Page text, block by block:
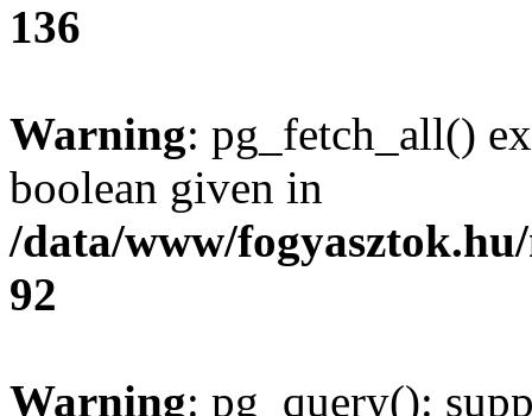
136
Warning: pg_fetch_all()
boolean given in
/data/www/
92
Warning: pg_query():